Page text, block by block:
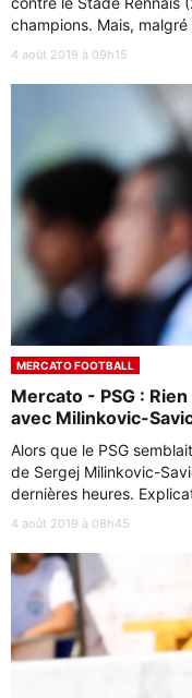
champions. Mais,
4 août 2019 à 09h15
MERCATO FOOTBALL
Mercato - PSG :
avec Milinkovic-
Alors que le PSG
de Sergej Milinkovic-
dernières heures.
4 août 2019 à 08h45